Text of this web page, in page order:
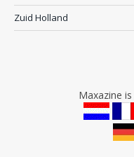
Zuid Holland
Maxazine